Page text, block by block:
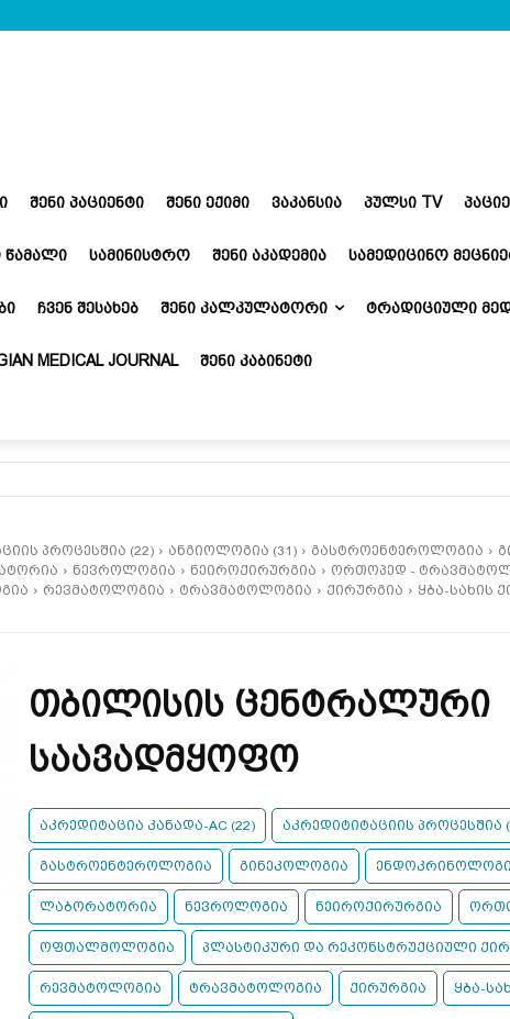
ᲨᲔᲜᲘ ᲞᲐᲪᲘᲔᲜᲢᲘ ᲨᲔᲜᲘ ᲔᲥᲘᲛᲘ ᲕᲐᲙᲐᲜᲡᲘᲐ ᲞᲣᲚᲡᲘ TV
ᲬᲐᲛᲐᲚᲘ ᲡᲐᲛᲘᲜᲘᲡᲢᲠᲝ ᲨᲔᲜᲘ ᲐᲙᲐᲓᲔᲛᲘᲐ ᲡᲐᲛᲔᲓᲘᲪᲘᲜᲝ
ᲩᲕᲔᲜ ᲨᲔᲡᲐᲮᲔᲑ ᲨᲔᲜᲘ ᲙᲐᲚᲙᲣᲚᲐᲢᲝᲠᲘ ᲢᲠᲐᲓᲘᲪᲘᲣᲚᲘ
MEDICAL JOURNAL ᲨᲔᲜᲘ ᲙᲐᲑᲘᲜᲔᲢᲘ
პროცესშია (22) ანგიოლოგია (31) გასტროენტეროლოგია
ნევროლოგია ნეიროქირურგია ორთოპედ -
რევმატოლოგია ტრავმატოლოგია ქირურგია ყბა-სახის
თბილისის ცენტრალური
საავადმყოფო
აკრედიტაცია კანადა-AC (22) აკრედიტიტაციის პროცესშია
გასტროენტეროლოგია გინეკოლოგია
ლაბორატორია ნევროლოგია ნეიროქირურგია
ოფთალმოლოგია პლასტიკური და რეკონსტრუქციული
რევმატოლოგია ტრავმატოლოგია ქირურგია ყბა-